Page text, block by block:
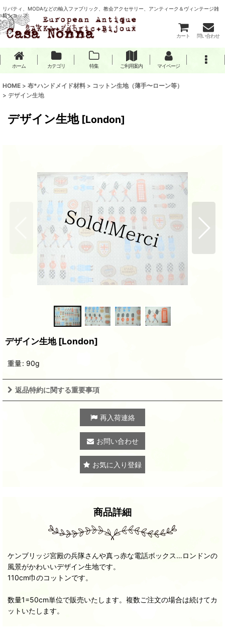
リバティ、MODAなどの輸入ファブリック、教会アクセサリー、アンティーク＆ヴィンテージ雑
貨ショップ
カート 問い合わせ
ホーム カテゴリ 特集 ご利用案内 マイページ
HOME > 布*ハンドメイド材料 > コットン生地（薄手〜ローン等）
> デザイン生地
デザイン生地 [London]
デザイン生地 [London]
重量: 90g
返品特約に関する重要事項
再入荷連絡
お問い合わせ
お気に入り登録
商品詳細
ケンブリッジ宮殿の兵隊さんや真っ赤な電話ボックス…ロンドンの
風景がかわいいデザイン生地です。
110cm巾のコットンです。
数量1=50cm単位で販売いたします。複数ご注文の場合は続けてカ
ットいたします。